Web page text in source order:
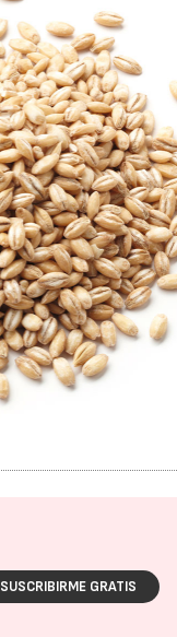
SUSCRIBIRME GRATIS